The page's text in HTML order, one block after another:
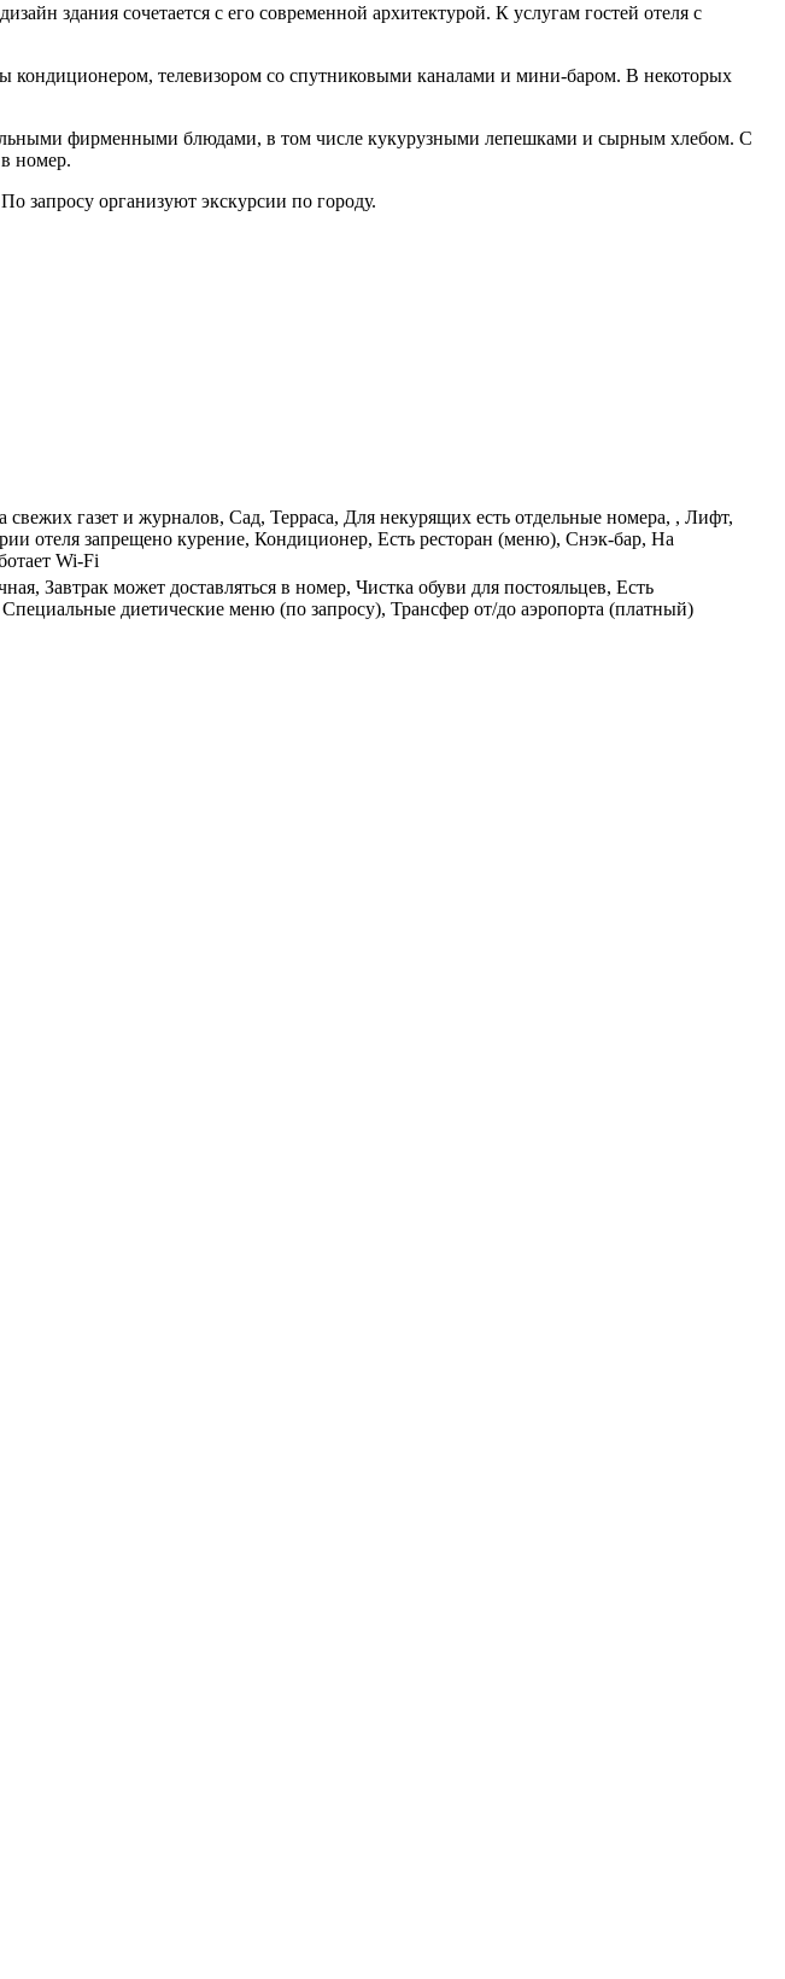
здания сочетается с его современной архитектурой. К услугам гостей отеля с
телевизором со спутниковыми каналами и мини-баром. В некоторых
фирменными блюдами, в том числе кукурузными лепешками и сырным хлебом. С
номер.
запросу организуют экскурсии по городу.
газет и журналов, Сад, Терраса, Для некурящих есть отдельные номера, , Лифт,
отеля запрещено курение, Кондиционер, Есть ресторан (меню), Снэк-бар, На
Wi-Fi
Завтрак может доставляться в номер, Чистка обуви для постояльцев, Есть
диетические меню (по запросу), Трансфер от/до аэропорта (платный)